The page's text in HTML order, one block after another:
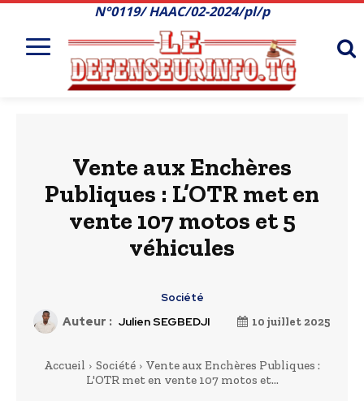
N°0119/ HAAC/02-2024/pl/p
Vente aux Enchères
Publiques : L’OTR met en
vente 107 motos et 5
véhicules
Société
Auteur : Julien SEGBEDJI 10 juillet 2025
Accueil Société
Vente aux Enchères Publiques :
L'OTR met en vente 107 motos et...